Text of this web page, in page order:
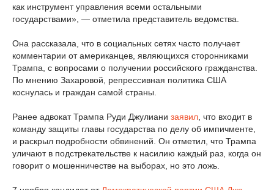
как инструмент управления всеми остальными
государствами», — отметила представитель ведомства.
Она рассказала, что в социальных сетях часто получает
комментарии от американцев, являющихся сторонниками
Трампа, с вопросами о получении российского гражданства.
По мнению Захаровой, репрессивная политика США
коснулась и граждан самой страны.
Ранее адвокат Трампа Руди Джулиани заявил , что входит в
команду защиты главы государства по делу об импичменте,
и раскрыл подробности обвинений. Он отметил, что Трампа
уличают в подстрекательстве к насилию каждый раз, когда он
говорит о мошенничестве на выборах, но это ложь.